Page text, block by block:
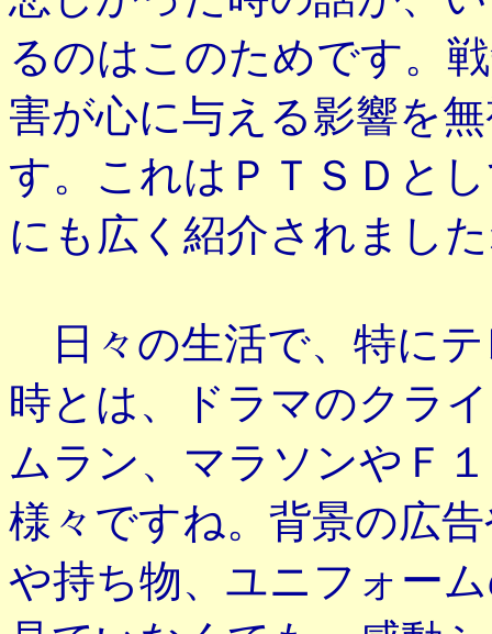
るのはこのためです。
害が心に与える影響を
す。これはＰＴＳＤと
にも広く紹介されまし
日々の生活で、特に
時とは、ドラマのクラ
ムラン、マラソンやＦ
様々ですね。背景の広
や持ち物、ユニフォー